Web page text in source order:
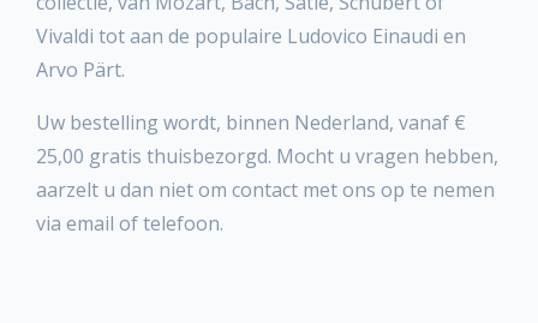
Vivaldi tot aan de populaire Ludovico Einaudi en
Arvo Pärt.
Uw bestelling wordt, binnen Nederland, vanaf €
25,00 gratis thuisbezorgd. Mocht u vragen hebben,
aarzelt u dan niet om contact met ons op te nemen
via email of telefoon.